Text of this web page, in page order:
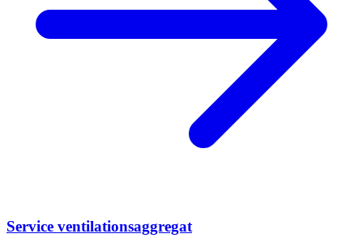
Service ventilationsaggregat